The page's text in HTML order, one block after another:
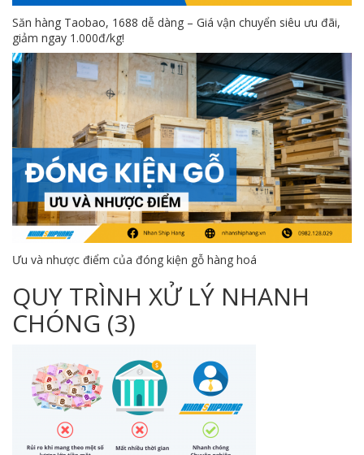
Săn hàng Taobao, 1688 dễ dàng – Giá vận chuyển siêu ưu đãi,
giảm ngay 1.000đ/kg!
Ưu và nhược điểm của đóng kiện gỗ hàng hoá
QUY TRÌNH XỬ LÝ NHANH
CHÓNG (3)